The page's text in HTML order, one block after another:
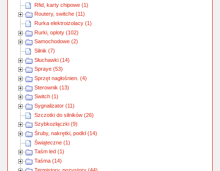
Rfid, karty chipowe (1)
Routery, switche (11)
Rurka elektroizolacy (1)
Rurki, oploty (102)
Samochodowe (2)
Silnik (7)
Słuchawki (14)
Spraye (53)
Sprzęt nagłośnien. (4)
Sterownik (13)
Switch (1)
Sygnalizator (11)
Szczotki do silników (26)
Szybkozłączki (9)
Śruby, nakrętki, podkł (14)
Świąteczne (1)
Taśm led (1)
Taśma (14)